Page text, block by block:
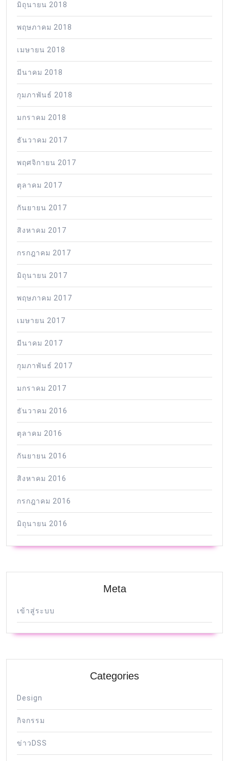
มิถุนายน 2018
พฤษภาคม 2018
เมษายน 2018
มีนาคม 2018
กุมภาพันธ์ 2018
มกราคม 2018
ธันวาคม 2017
พฤศจิกายน 2017
ตุลาคม 2017
กันยายน 2017
สิงหาคม 2017
กรกฎาคม 2017
มิถุนายน 2017
พฤษภาคม 2017
เมษายน 2017
มีนาคม 2017
กุมภาพันธ์ 2017
มกราคม 2017
ธันวาคม 2016
ตุลาคม 2016
กันยายน 2016
สิงหาคม 2016
กรกฎาคม 2016
มิถุนายน 2016
Meta
เข้าสู่ระบบ
Categories
Design
กิจกรรม
ข่าวDSS